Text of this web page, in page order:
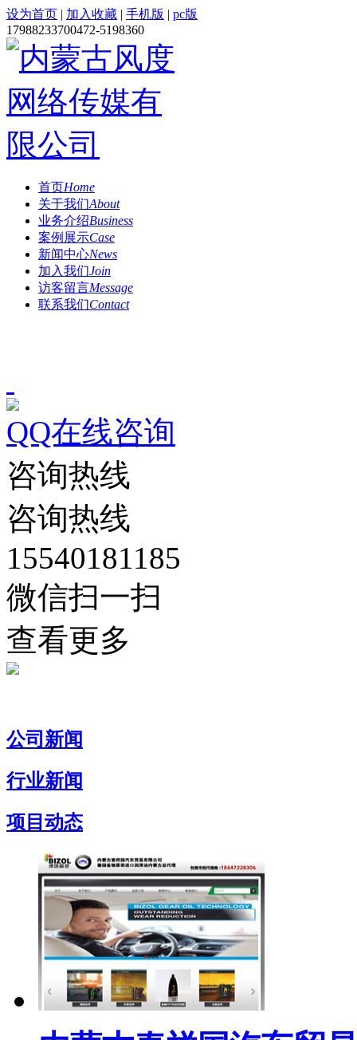
设为首页 | 加入收藏 | 手机版 | pc版
17988233700472-5198360
首页Home
关于我们About
业务介绍Business
案例展示Case
新闻中心News
加入我们Join
访客留言Message
联系我们Contact
QQ在线咨询
咨询热线
咨询热线
15540181185
微信扫一扫
查看更多
公司新闻
行业新闻
项目动态